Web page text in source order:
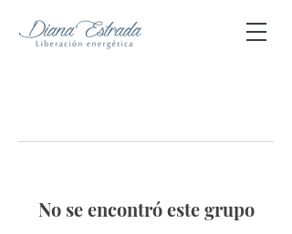
No se encontró este grupo